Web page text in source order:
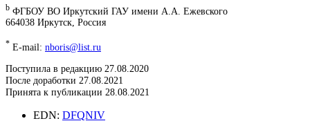
b ФГБОУ ВО Иркутский ГАУ имени А.А. Ежевского
664038 Иркутск, Россия
* E-mail: nboris@list.ru
Поступила в редакцию 27.08.2020
После доработки 27.08.2021
Принята к публикации 28.08.2021
EDN: DFQNIV